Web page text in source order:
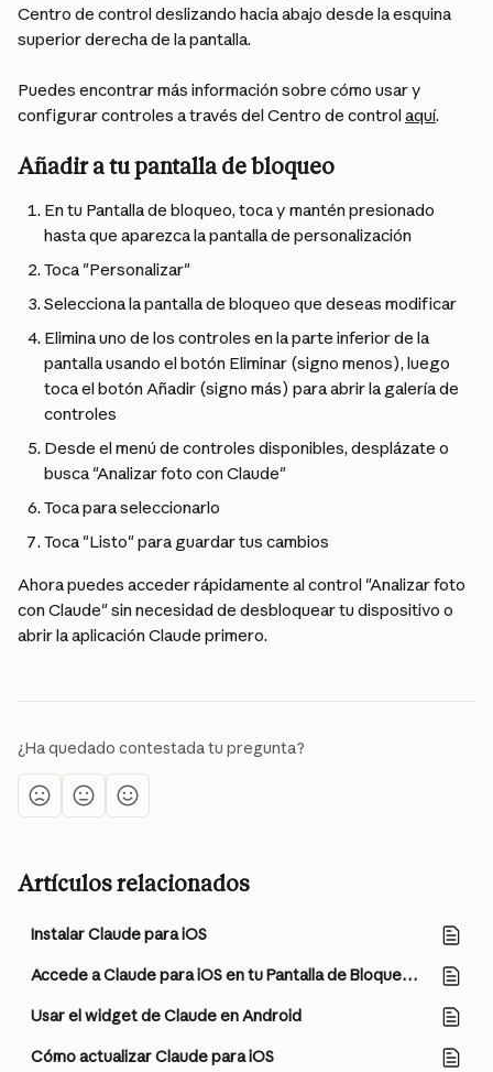
Centro de control deslizando hacia abajo desde la esquina
superior derecha de la pantalla.
Puedes encontrar más información sobre cómo usar y
configurar controles a través del Centro de control aquí.
Añadir a tu pantalla de bloqueo
En tu Pantalla de bloqueo, toca y mantén presionado
hasta que aparezca la pantalla de personalización
Toca "Personalizar"
Selecciona la pantalla de bloqueo que deseas modificar
Elimina uno de los controles en la parte inferior de la
pantalla usando el botón Eliminar (signo menos), luego
toca el botón Añadir (signo más) para abrir la galería de
controles
Desde el menú de controles disponibles, desplázate o
busca "Analizar foto con Claude"
Toca para seleccionarlo
Toca "Listo" para guardar tus cambios
Ahora puedes acceder rápidamente al control "Analizar foto
con Claude" sin necesidad de desbloquear tu dispositivo o
abrir la aplicación Claude primero.
¿Ha quedado contestada tu pregunta?
Artículos relacionados
Instalar Claude para iOS
Accede a Claude para iOS en tu Pantalla de Bloqueo, Centro de Control y botón de Acción
Usar el widget de Claude en Android
Cómo actualizar Claude para iOS